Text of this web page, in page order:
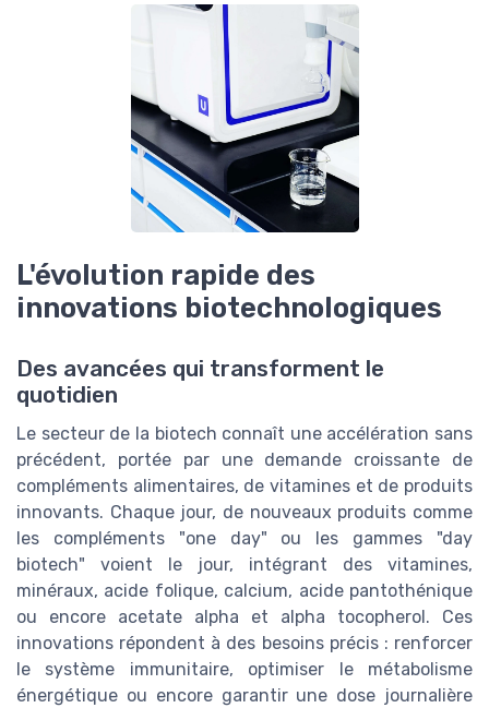
L'évolution rapide des
innovations biotechnologiques
Des avancées qui transforment le
quotidien
Le secteur de la biotech connaît une accélération sans
précédent, portée par une demande croissante de
compléments alimentaires, de vitamines et de produits
innovants. Chaque jour, de nouveaux produits comme
les compléments "one day" ou les gammes "day
biotech" voient le jour, intégrant des vitamines,
minéraux, acide folique, calcium, acide pantothénique
ou encore acetate alpha et alpha tocopherol. Ces
innovations répondent à des besoins précis : renforcer
le système immunitaire, optimiser le métabolisme
énergétique ou encore garantir une dose journalière